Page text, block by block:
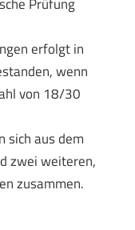
erfolgt in
wenn
von 18/30
sich aus dem
zwei weiteren,
zusammen.